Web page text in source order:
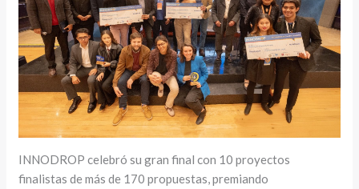
INNODROP celebró su gran final con 10 proyectos
finalistas de más de 170 propuestas, premiando